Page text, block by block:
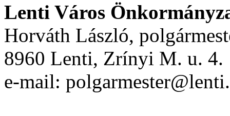
Lenti Város
Horváth László,
8960 Lenti, Zrínyi M. u. 4.
e-mail: